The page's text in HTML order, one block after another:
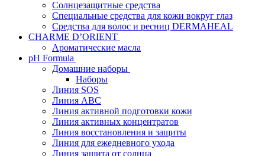
Солнцезащитные средства
Специальные средства для кожи вокруг глаз
Средства для волос и ресниц DERMAHEAL
CHARME D’ORIENT
Ароматические масла
pH Formula
Домашние наборы
Наборы
Линия SOS
Линия АВС
Линия активной подготовки кожи
Линия активных концентратов
Линия восстановления и защиты
Линия для ежедневного ухода
Линия защита от солнца